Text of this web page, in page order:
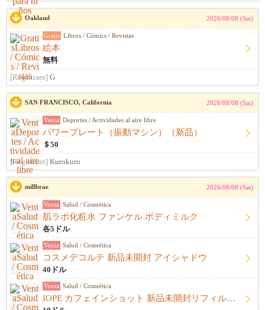
Oakland 2026/08/08 (Sat)
Gratis Libros / Cómics / Revistas
絵本
無料
[Registrant] G
SAN FRANCISCO, California 2026/08/08 (Sat)
Venta Deportes / Actividades al aire libre
パワープレート（振動マシン）（新品）
＄50
[Registrant] Kurokuro
millbrae 2026/08/08 (Sat)
Venta Salud / Cosmética
肌ラボ化粧水 ファンケル ボディミルク
各5ドル
Venta Salud / Cosmética
コスメデコルテ 新品未開封 アイシャドウ
40ドル
Venta Salud / Cosmética
IOPE カフェインショット 新品未開封リフィル＋開封済み本体